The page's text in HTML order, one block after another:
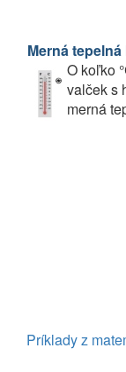
Merná
O koľko
valček s
merná
Príklady z